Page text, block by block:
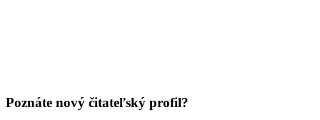
Poznáte nový čitateľský profil?